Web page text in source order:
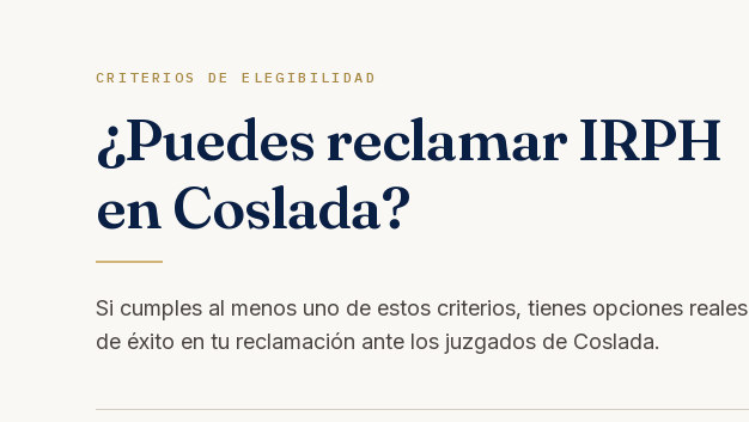
CRITERIOS DE ELEGIBILIDAD
¿Puedes reclamar IRPH
en Coslada?
Si cumples al menos uno de estos criterios, tienes opciones reales
de éxito en tu reclamación ante los juzgados de Coslada.